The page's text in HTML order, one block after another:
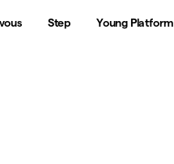
Step Young Platform